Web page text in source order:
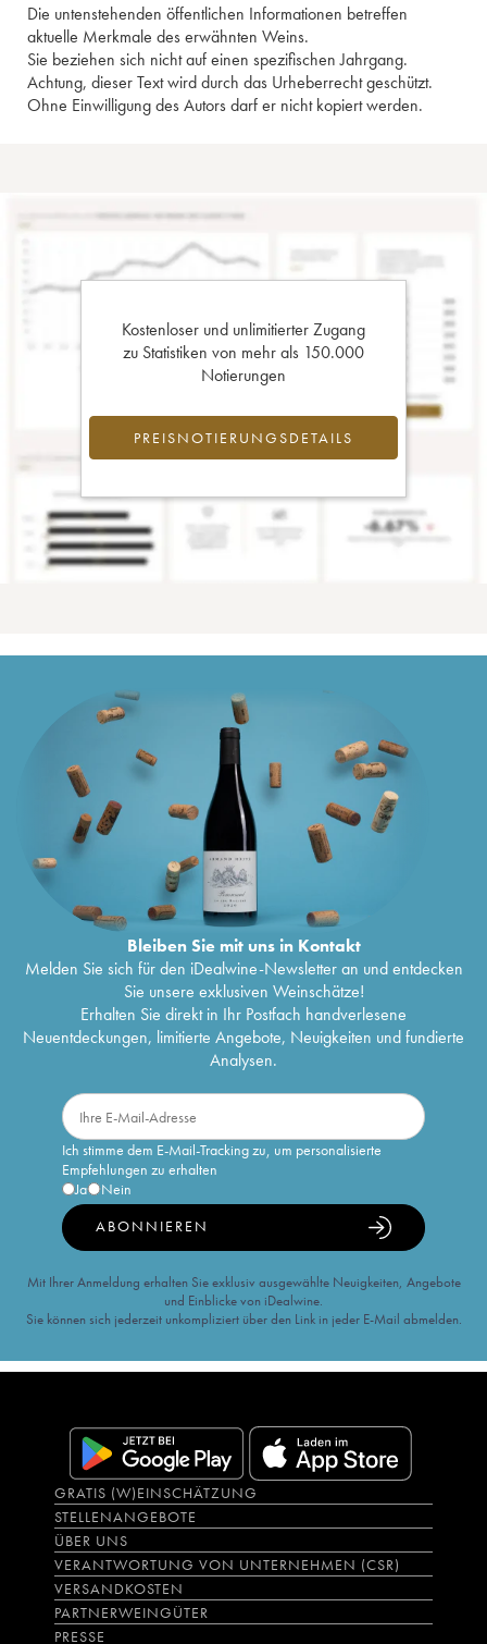
Die untenstehenden öffentlichen Informationen betreffen
aktuelle Merkmale des erwähnten Weins.
Sie beziehen sich nicht auf einen spezifischen Jahrgang.
Achtung, dieser Text wird durch das Urheberrecht geschützt.
Ohne Einwilligung des Autors darf er nicht kopiert werden.
Kostenloser und unlimitierter Zugang
zu Statistiken von mehr als 150.000
Notierungen
PREISNOTIERUNGSDETAILS
Bleiben Sie mit uns in Kontakt
Melden Sie sich für den iDealwine-Newsletter an und entdecken
Sie unsere exklusiven Weinschätze!
Erhalten Sie direkt in Ihr Postfach handverlesene
Neuentdeckungen, limitierte Angebote, Neuigkeiten und fundierte
Analysen.
Ich stimme dem E-Mail-Tracking zu, um personalisierte
Empfehlungen zu erhalten
Ja
Nein
ABONNIEREN
Mit Ihrer Anmeldung erhalten Sie exklusiv ausgewählte Neuigkeiten, Angebote
und Einblicke von iDealwine.
Sie können sich jederzeit unkompliziert über den Link in jeder E-Mail abmelden.
GRATIS (W)EINSCHÄTZUNG
STELLENANGEBOTE
ÜBER UNS
VERANTWORTUNG VON UNTERNEHMEN (CSR)
VERSANDKOSTEN
PARTNERWEINGÜTER
PRESSE